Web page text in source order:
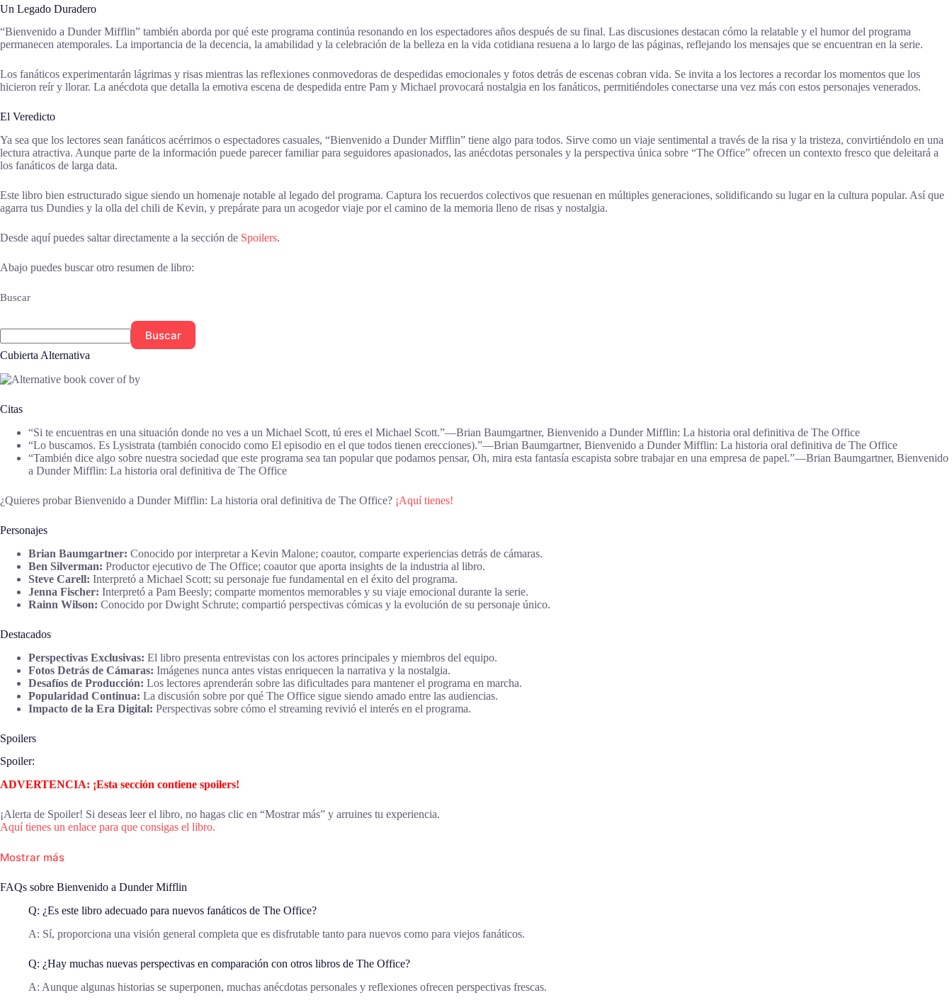
Un Legado Duradero
“Bienvenido a Dunder Mifflin” también aborda por qué este programa continúa resonando en los espectadores años después de su final. Las discusiones destacan cómo la relatable y el humor del programa
permanecen atemporales. La importancia de la decencia, la amabilidad y la celebración de la belleza en la vida cotidiana resuena a lo largo de las páginas, reflejando los mensajes que se encuentran en la serie.
Los fanáticos experimentarán lágrimas y risas mientras las reflexiones conmovedoras de despedidas emocionales y fotos detrás de escenas cobran vida. Se invita a los lectores a recordar los momentos que los
hicieron reír y llorar. La anécdota que detalla la emotiva escena de despedida entre Pam y Michael provocará nostalgia en los fanáticos, permitiéndoles conectarse una vez más con estos personajes venerados.
El Veredicto
Ya sea que los lectores sean fanáticos acérrimos o espectadores casuales, “Bienvenido a Dunder Mifflin” tiene algo para todos. Sirve como un viaje sentimental a través de la risa y la tristeza, convirtiéndolo en una
lectura atractiva. Aunque parte de la información puede parecer familiar para seguidores apasionados, las anécdotas personales y la perspectiva única sobre “The Office” ofrecen un contexto fresco que deleitará a
los fanáticos de larga data.
Este libro bien estructurado sigue siendo un homenaje notable al legado del programa. Captura los recuerdos colectivos que resuenan en múltiples generaciones, solidificando su lugar en la cultura popular. Así que
agarra tus Dundies y la olla del chili de Kevin, y prepárate para un acogedor viaje por el camino de la memoria lleno de risas y nostalgia.
Desde aquí puedes saltar directamente a la sección de Spoilers.
Abajo puedes buscar otro resumen de libro:
Buscar
Buscar
Cubierta Alternativa
Citas
“Si te encuentras en una situación donde no ves a un Michael Scott, tú eres el Michael Scott.”―Brian Baumgartner, Bienvenido a Dunder Mifflin: La historia oral definitiva de The Office
“Lo buscamos. Es Lysistrata (también conocido como El episodio en el que todos tienen erecciones).”―Brian Baumgartner, Bienvenido a Dunder Mifflin: La historia oral definitiva de The Office
“También dice algo sobre nuestra sociedad que este programa sea tan popular que podamos pensar, Oh, mira esta fantasía escapista sobre trabajar en una empresa de papel.”―Brian Baumgartner, Bienvenido
a Dunder Mifflin: La historia oral definitiva de The Office
¿Quieres probar Bienvenido a Dunder Mifflin: La historia oral definitiva de The Office? ¡Aquí tienes!
Personajes
Brian Baumgartner: Conocido por interpretar a Kevin Malone; coautor, comparte experiencias detrás de cámaras.
Ben Silverman: Productor ejecutivo de The Office; coautor que aporta insights de la industria al libro.
Steve Carell: Interpretó a Michael Scott; su personaje fue fundamental en el éxito del programa.
Jenna Fischer: Interpretó a Pam Beesly; comparte momentos memorables y su viaje emocional durante la serie.
Rainn Wilson: Conocido por Dwight Schrute; compartió perspectivas cómicas y la evolución de su personaje único.
Destacados
Perspectivas Exclusivas: El libro presenta entrevistas con los actores principales y miembros del equipo.
Fotos Detrás de Cámaras: Imágenes nunca antes vistas enriquecen la narrativa y la nostalgia.
Desafíos de Producción: Los lectores aprenderán sobre las dificultades para mantener el programa en marcha.
Popularidad Continua: La discusión sobre por qué The Office sigue siendo amado entre las audiencias.
Impacto de la Era Digital: Perspectivas sobre cómo el streaming revivió el interés en el programa.
Spoilers
Spoiler:
ADVERTENCIA: ¡Esta sección contiene spoilers!
¡Alerta de Spoiler! Si deseas leer el libro, no hagas clic en “Mostrar más” y arruines tu experiencia.
Aquí tienes un enlace para que consigas el libro.
Mostrar más
FAQs sobre Bienvenido a Dunder Mifflin
Q: ¿Es este libro adecuado para nuevos fanáticos de The Office?
A: Sí, proporciona una visión general completa que es disfrutable tanto para nuevos como para viejos fanáticos.
Q: ¿Hay muchas nuevas perspectivas en comparación con otros libros de The Office?
A: Aunque algunas historias se superponen, muchas anécdotas personales y reflexiones ofrecen perspectivas frescas.